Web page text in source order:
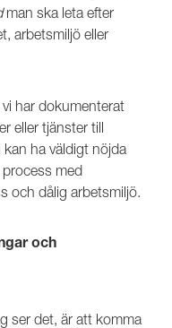
man ska leta efter
arbetsmiljö eller
har dokumenterat
eller tjänster till
kan ha väldigt nöjda
med
och dålig arbetsmiljö.
och
ser det, är att komma